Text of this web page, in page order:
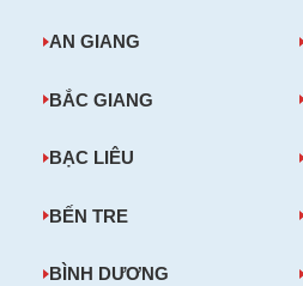
AN GIANG
BẮC GIANG
BẠC LIÊU
BẾN TRE
BÌNH DƯƠNG